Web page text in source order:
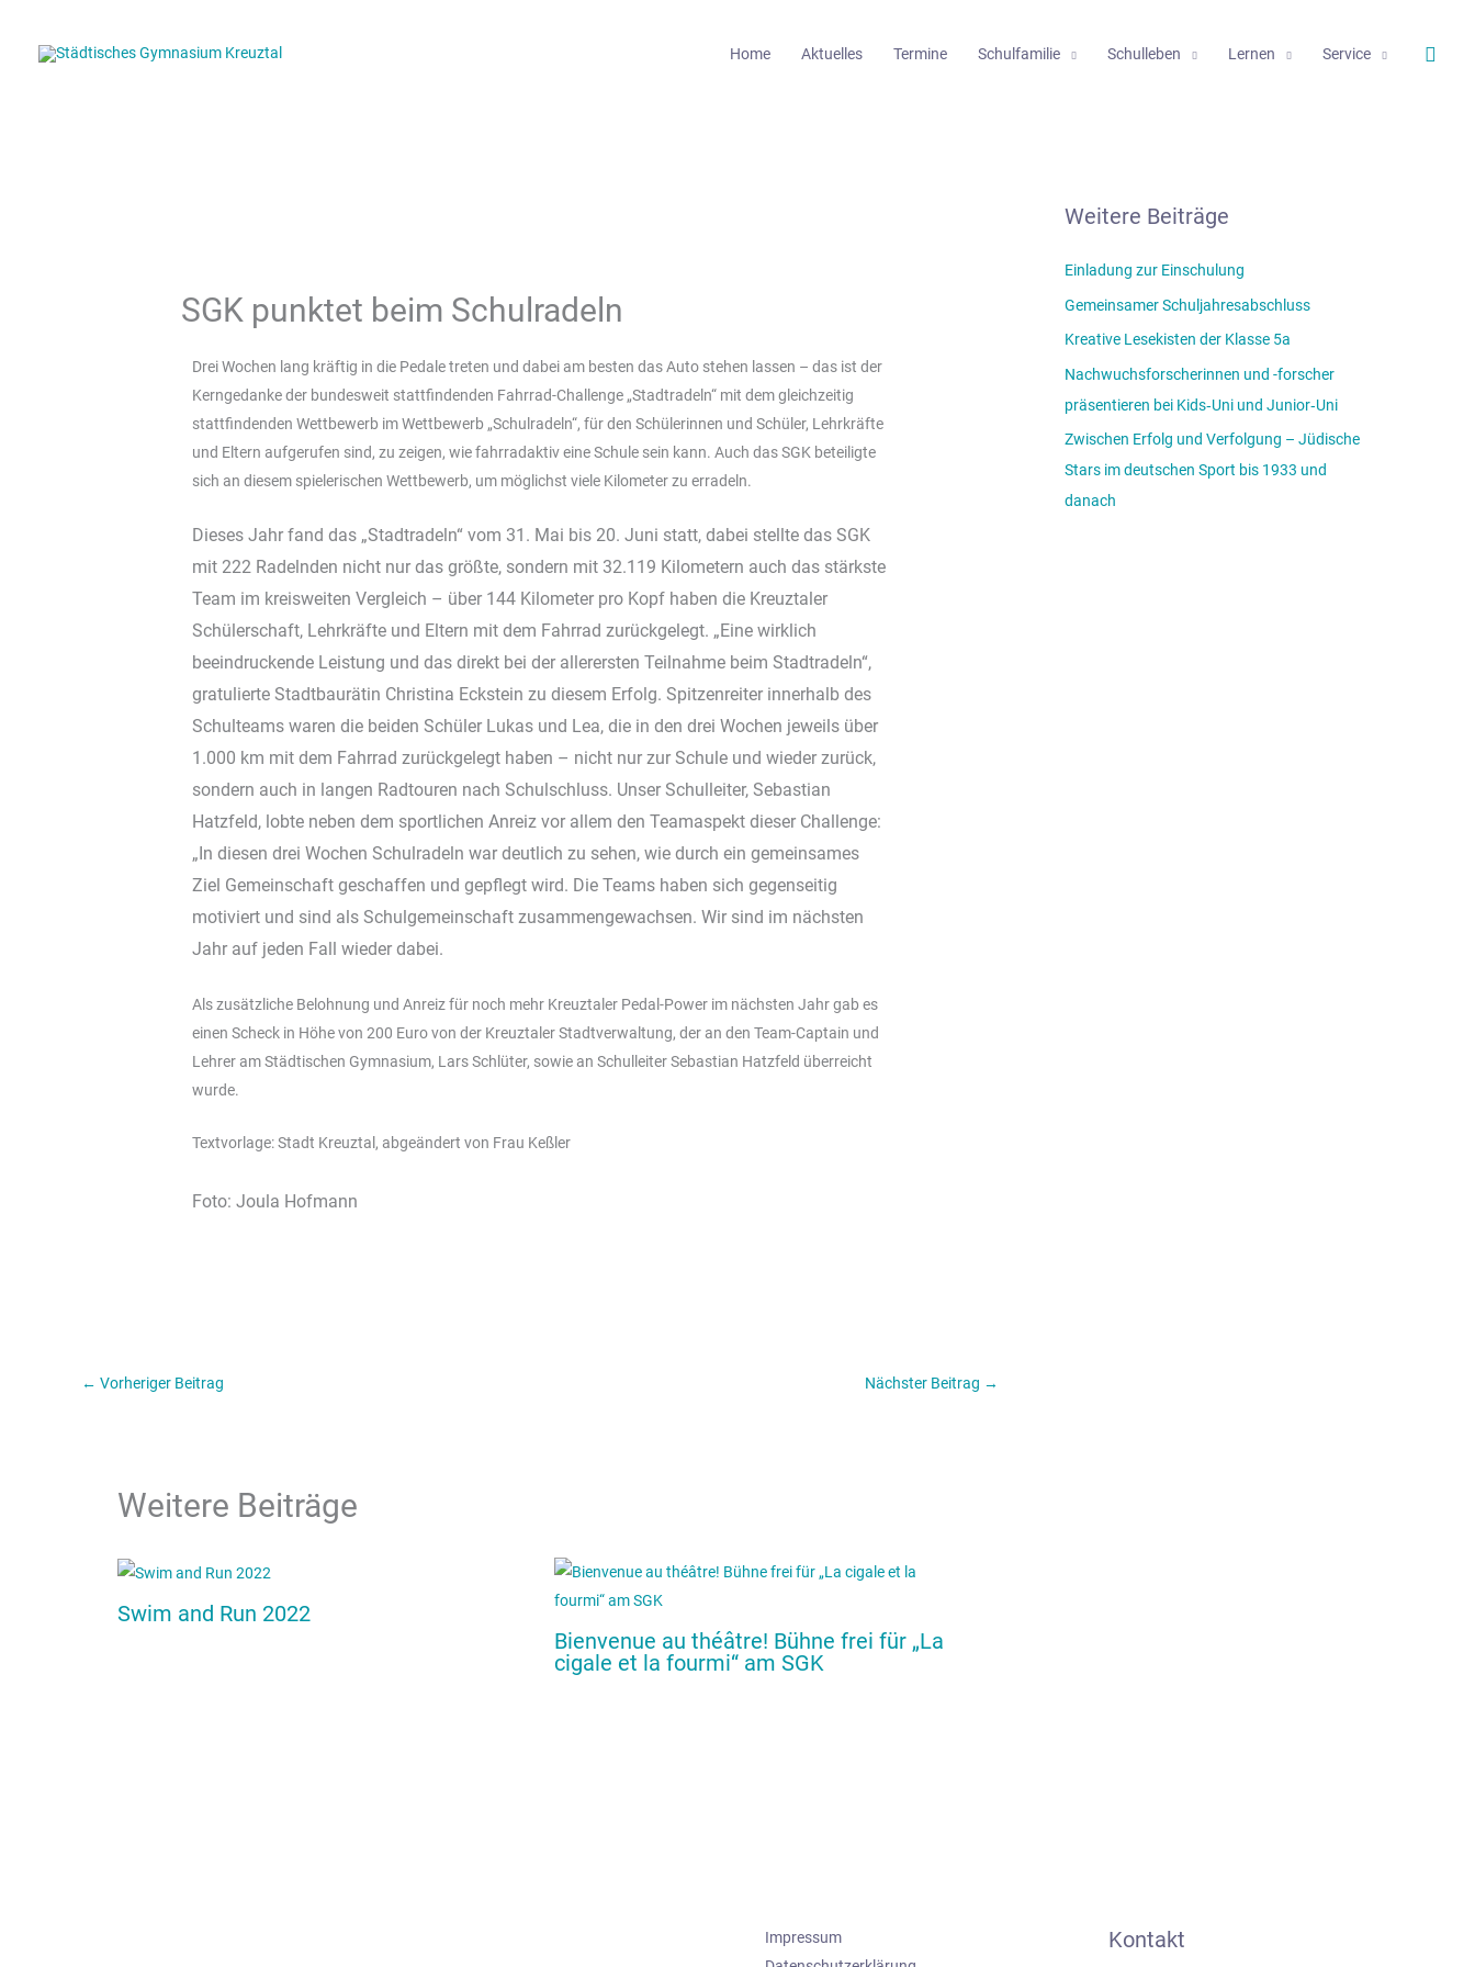
Home Aktuelles Termine Schulfamilie Schulleben Lernen Service
SGK punktet beim Schulradeln
Drei Wochen lang kräftig in die Pedale treten und dabei am besten das Auto stehen lassen – das ist der
Kerngedanke der bundesweit stattfindenden Fahrrad-Challenge „Stadtradeln“ mit dem gleichzeitig
stattfindenden Wettbewerb im Wettbewerb „Schulradeln“, für den Schülerinnen und Schüler, Lehrkräfte
und Eltern aufgerufen sind, zu zeigen, wie fahrradaktiv eine Schule sein kann. Auch das SGK beteiligte
sich an diesem spielerischen Wettbewerb, um möglichst viele Kilometer zu erradeln.
Dieses Jahr fand das „Stadtradeln“ vom 31. Mai bis 20. Juni statt, dabei stellte das SGK
mit 222 Radelnden nicht nur das größte, sondern mit 32.119 Kilometern auch das stärkste
Team im kreisweiten Vergleich – über 144 Kilometer pro Kopf haben die Kreuztaler
Schülerschaft, Lehrkräfte und Eltern mit dem Fahrrad zurückgelegt. „Eine wirklich
beeindruckende Leistung und das direkt bei der allerersten Teilnahme beim Stadtradeln“,
gratulierte Stadtbaurätin Christina Eckstein zu diesem Erfolg. Spitzenreiter innerhalb des
Schulteams waren die beiden Schüler Lukas und Lea, die in den drei Wochen jeweils über
1.000 km mit dem Fahrrad zurückgelegt haben – nicht nur zur Schule und wieder zurück,
sondern auch in langen Radtouren nach Schulschluss. Unser Schulleiter, Sebastian
Hatzfeld, lobte neben dem sportlichen Anreiz vor allem den Teamaspekt dieser Challenge:
„In diesen drei Wochen Schulradeln war deutlich zu sehen, wie durch ein gemeinsames
Ziel Gemeinschaft geschaffen und gepflegt wird. Die Teams haben sich gegenseitig
motiviert und sind als Schulgemeinschaft zusammengewachsen. Wir sind im nächsten
Jahr auf jeden Fall wieder dabei.
Als zusätzliche Belohnung und Anreiz für noch mehr Kreuztaler Pedal-Power im nächsten Jahr gab es
einen Scheck in Höhe von 200 Euro von der Kreuztaler Stadtverwaltung, der an den Team-Captain und
Lehrer am Städtischen Gymnasium, Lars Schlüter, sowie an Schulleiter Sebastian Hatzfeld überreicht
wurde.
Textvorlage: Stadt Kreuztal, abgeändert von Frau Keßler
Foto: Joula Hofmann
← Vorheriger Beitrag Nächster Beitrag →
Weitere Beiträge
Swim and Run 2022
Bienvenue au théâtre! Bühne frei für „La
cigale et la fourmi“ am SGK
Weitere Beiträge
Einladung zur Einschulung
Gemeinsamer Schuljahresabschluss
Kreative Lesekisten der Klasse 5a
Nachwuchsforscherinnen und -forscher
präsentieren bei Kids‑Uni und Junior‑Uni
Zwischen Erfolg und Verfolgung – Jüdische
Stars im deutschen Sport bis 1933 und
danach
Impressum
Kontakt